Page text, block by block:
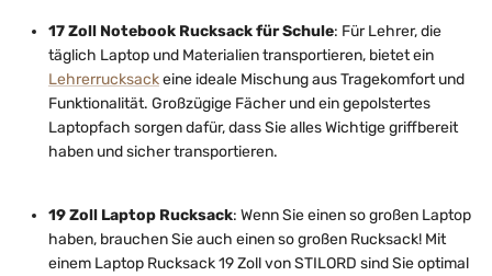
17 Zoll Notebook Rucksack für Schule: Für Lehrer, die
täglich Laptop und Materialien transportieren, bietet ein
Lehrerrucksackeine ideale Mischung aus Tragekomfort und
Funktionalität. Großzügige Fächer und ein gepolstertes
Laptopfach sorgen dafür, dass Sie alles Wichtige griffbereit
haben und sicher transportieren.
19 Zoll Laptop Rucksack: Wenn Sie einen so großen Laptop
haben, brauchen Sie auch einen so großen Rucksack! Mit
einem Laptop Rucksack 19 Zoll von STILORD sind Sie optimal